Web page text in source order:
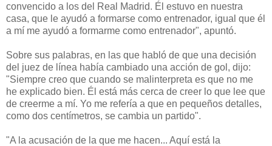
convencido a los del Real Madrid. Él estuvo en nuestra
casa, que le ayudó a formarse como entrenador, igual que él
a mí me ayudó a formarme como entrenador", apuntó.
Sobre sus palabras, en las que habló de que una decisión
del juez de línea había cambiado una acción de gol, dijo:
"Siempre creo que cuando se malinterpreta es que no me
he explicado bien. Él está más cerca de creer lo que lee que
de creerme a mí. Yo me refería a que en pequeños detalles,
como dos centímetros, se cambia un partido".
"A la acusación de la que me hacen... Aquí está la